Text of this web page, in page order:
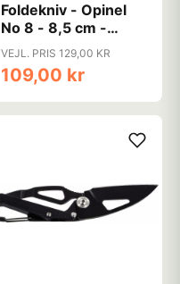
Foldekniv - Opinel
No 8 - 8,5 cm -
Carbon Steel - Bøg
VEJL. PRIS 129,00 KR
109,00 kr